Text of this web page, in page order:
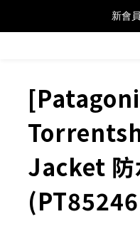
新會
Jacket 防